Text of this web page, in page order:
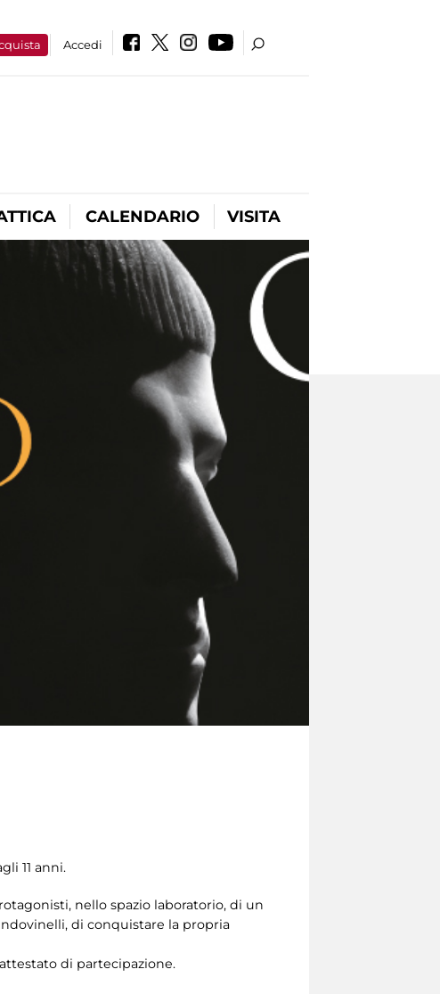
Accedi
CALENDARIO VISITA
11 anni.
nello spazio laboratorio, di un
di conquistare la propria
di partecipazione.